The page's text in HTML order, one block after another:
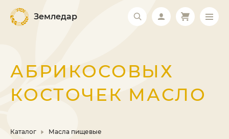
Земледар
АБРИКОСОВЫХ
КОСТОЧЕК МАСЛО
Каталог Масла пищевые